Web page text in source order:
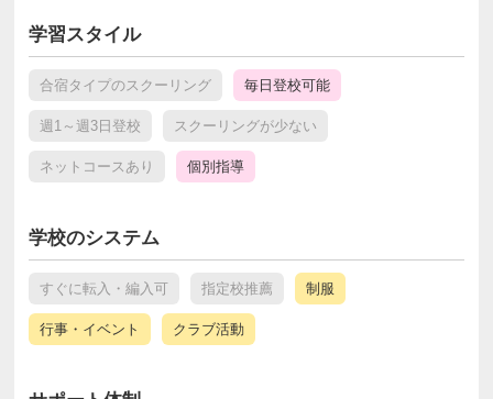
学習スタイル
合宿タイプのスクーリング 毎日登校可能
週1～週3日登校 スクーリングが少ない
ネットコースあり 個別指導
学校のシステム
すぐに転入・編入可 指定校推薦 制服
行事・イベント クラブ活動